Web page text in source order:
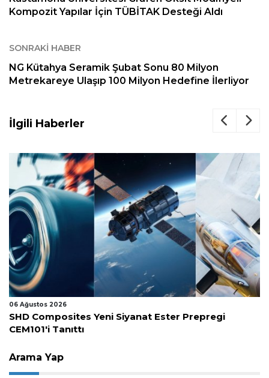
Kompozit Yapılar İçin TÜBİTAK Desteği Aldı
SONRAKI HABER
NG Kütahya Seramik Şubat Sonu 80 Milyon
Metrekareye Ulaşıp 100 Milyon Hedefine İlerliyor
İlgili Haberler
06 Ağustos 2026
SHD Composites Yeni Siyanat Ester Prepregi
CEM101'i Tanıttı
Arama Yap